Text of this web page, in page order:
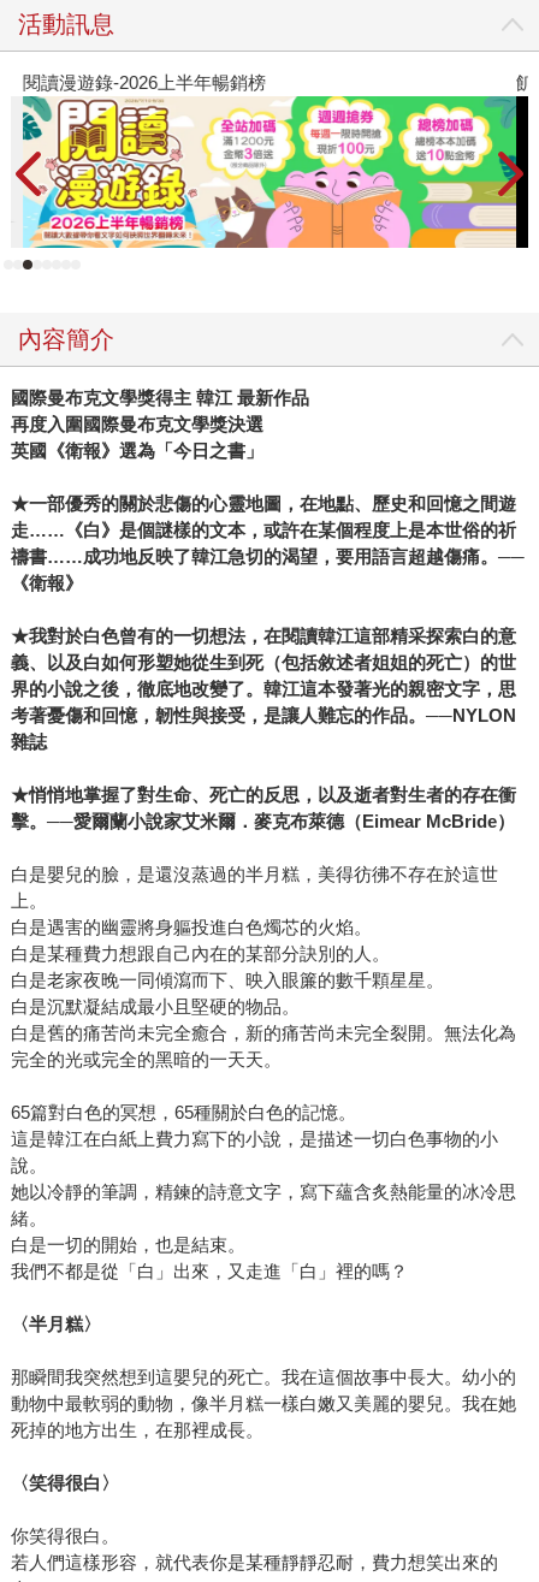
麼可能贏得過槍呢？ 1980年5月，韓國光州市民與學生組織
示威遊行反抗全斗煥政權。15歲的少年東浩和朋友正戴，也
一起參加了示威活動。當政府派軍隊進駐光州冷血鎮壓，軍
人開始開槍射殺市民的時候，東浩害怕地逃走躲了起來，並
且親眼目睹正戴被當街射殺。 東浩愧疚之餘，來道廳的尚武
館找尋正戴屍體，遇到了負責處理遺體入殮的女高中生恩
淑，以及年輕的女裁縫師善珠，受她們請求留下來幫忙，也
因此認識了館內負責調配人力與物資的男大學生振秀。 在協
助無名屍體登記的工作時，東浩不時對自己的懦弱感到自
過屍體、從此無法再吃肉的恩淑；在拘留所遭遇非人對待的
大學生振秀；背負著入獄汙點、把自己封閉起來的善珠；未
能即時勸說兒子東浩回家的母親，他們剩餘的人生從此都懷
抱愧疚，懷念著那名鼓起勇氣迎向軍隊的少年……
活動訊息
閱讀漫遊錄-2026上半年暢銷榜 飢
內容簡介
國際曼布克文學獎得主 韓江 最新作品
再度入圍國際曼布克文學獎決選
英國《衛報》選為「今日之書」
★一部優秀的關於悲傷的心靈地圖，在地點、歷史和回憶之間遊
走…… 《白》是個謎樣的文本，或許在某個程度上是本世俗的祈
禱書……成功地反映了韓江急切的渴望，要用語言超越傷痛。 ──
《衛報》
★我對於白色曾有的一切想法，在閱讀韓江這部精采探索白的意
義、以及白如何形塑她從生到死（包括敘述者姐姐的死亡）的世
界的小說之後，徹底地改變了。韓江這本發著光的親密文字，思
考著憂傷和回憶，韌性與接受，是讓人難忘的作品。 ──NYLON
雜誌
★悄悄地掌握了對生命、死亡的反思，以及逝者對生者的存在衝
擊。 ──愛爾蘭小說家艾米爾．麥克布萊德（Eimear McBride）
白是嬰兒的臉，是還沒蒸過的半月糕，美得彷彿不存在於這世
上。
白是遇害的幽靈將身軀投進白色燭芯的火焰。
白是某種費力想跟自己內在的某部分訣別的人。
白是老家夜晚一同傾瀉而下、映入眼簾的數千顆星星。
白是沉默凝結成最小且堅硬的物品。
白是舊的痛苦尚未完全癒合，新的痛苦尚未完全裂開。無法化為
完全的光或完全的黑暗的一天天。
65篇對白色的冥想，65種關於白色的記憶。
這是韓江在白紙上費力寫下的小說，是描述一切白色事物的小
說。
她以冷靜的筆調，精鍊的詩意文字，寫下蘊含炙熱能量的冰冷思
緒。
白是一切的開始，也是結束。
我們不都是從「白」出來，又走進「白」裡的嗎？
〈半月糕〉
那瞬間我突然想到這嬰兒的死亡。我在這個故事中長大。幼小的
動物中最軟弱的動物，像半月糕一樣白嫩又美麗的嬰兒。我在她
死掉的地方出生，在那裡成長。
〈笑得很白〉
你笑得很白。
若人們這樣形容，就代表你是某種靜靜忍耐，費力想笑出來的